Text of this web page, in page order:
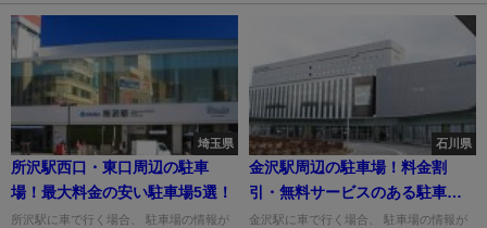
埼玉県
所沢駅西口・東口周辺の駐車
場！最大料金の安い駐車場5選！
所沢駅に車で行く場合、 駐車場の情報が
石川県
金沢駅周辺の駐車場！料金割
引・無料サービスのある駐車場5
選！
金沢駅に車で行く場合、 駐車場の情報が